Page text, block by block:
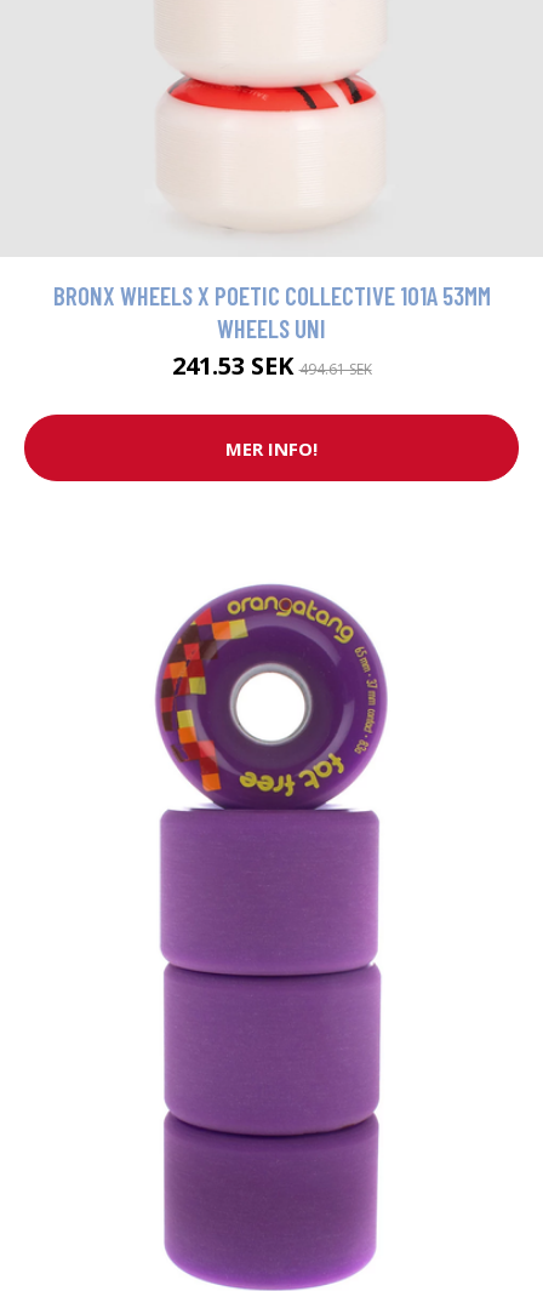
BRONX WHEELS X POETIC COLLECTIVE 101A 53MM
WHEELS UNI
241.53 SEK494.61 SEK
MER INFO!